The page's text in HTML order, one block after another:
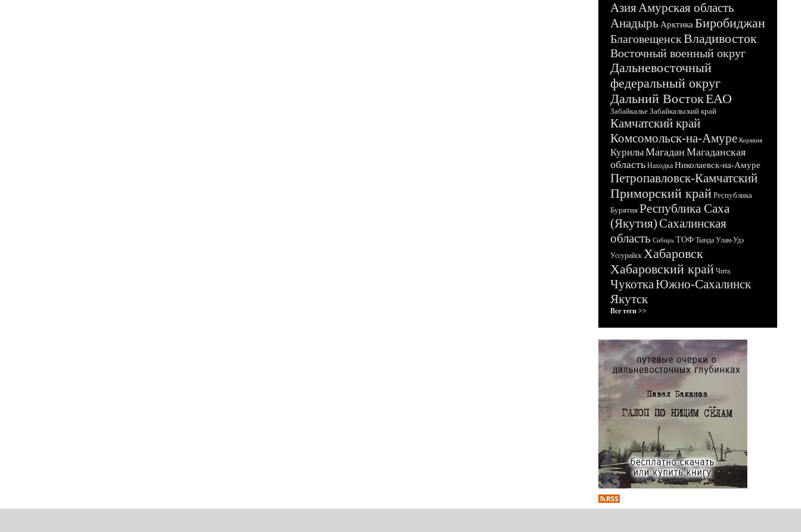
АзияАмурская область
Анадырь Арктика Биробиджан
БлаговещенскВладивосток
Восточный военный округ
Дальневосточный
федеральный округ
Дальний ВостокЕАО
Забайкалье Забайкальский край
Камчатский край
Комсомольск-на-Амуре Корякия
КурилыМагадан Магаданская
область Находка Николаевск-на-Амуре
Петропавловск-Камчатский
Приморский край Республика
Бурятия Республика Саха
(Якутия)Сахалинская
область Сибирь ТОФ Тында Улан-Удэ
Уссурийск Хабаровск
Хабаровский край Чита
ЧукоткаЮжно-Сахалинск
Якутск
Все теги >>